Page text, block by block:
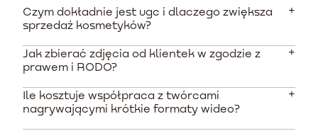
Czym dokładnie jest ugc i dlaczego zwiększa
sprzedaż kosmetyków?
To materiały tworzone przez użytkowników, takie jak
Działają silnie na wyobraźnię, dostarczając
autentycznego dowodu społecznego i podnosząc
Jak zbierać zdjęcia od klientek w zgodzie z
prawem i RODO?
Musisz uzyskać dobrowolną i wyraźną zgodę na
Ile kosztuje współpraca z twórcami
nagrywającymi krótkie formaty wideo?